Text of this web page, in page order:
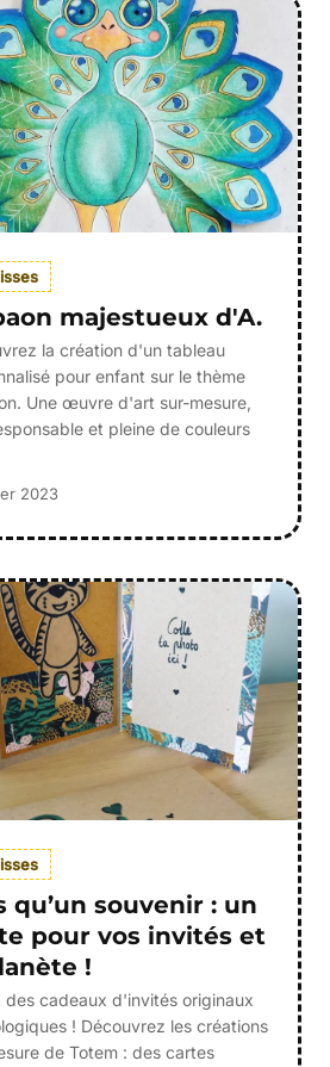
majestueux d'A.
la création d'un tableau
pour enfant sur le thème
Une œuvre d'art sur-mesure,
et pleine de couleurs
2023
qu’un souvenir : un
pour vos invités et
!
des cadeaux d'invités originaux
! Découvrez les créations
de Totem : des cartes